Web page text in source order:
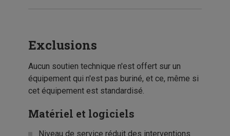
Exclusions
Aucun soutien technique n'est offert sur un
équipement qui n'est pas buriné, et ce, même si
cet équipement est standardisé.
Matériel et logiciels
Niveau de service réduit des interventions